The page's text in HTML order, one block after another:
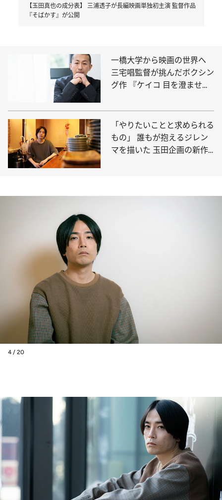
【玉田真也の成分表】 三浦透子が長編映画単独初主演 監督作品
『そばかす』が公開
一橋大学から映画の世界へ
三宅唱監督が挑んだボクシン
グ作 『ケイコ 目を澄ませ
「やりたいことと求められる
もの」 誰もが抱えるジレン
マを描いた 玉田企画の新作
4 / 20